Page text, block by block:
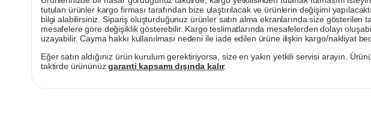
tutulan ürünler kargo firması tarafından bize ulaştırılacak ve ürünlerin değişimi
bilgi alabilirsiniz. Sipariş oluşturduğunuz ürünler satın alma ekranlarında size
mesafelere göre değişiklik gösterebilir. Kargo teslimatlarında mesafelerden dolayı
uzayabilir. Cayma hakkı kullanılması nedeni ile iade edilen ürüne ilişkin kargo/nakliyat
Eğer satın aldığınız ürün kurulum gerektiriyorsa, size en yakın yetkili servisi arayın.
taktirde ürününüzgaranti kapsamı dışında kalır.